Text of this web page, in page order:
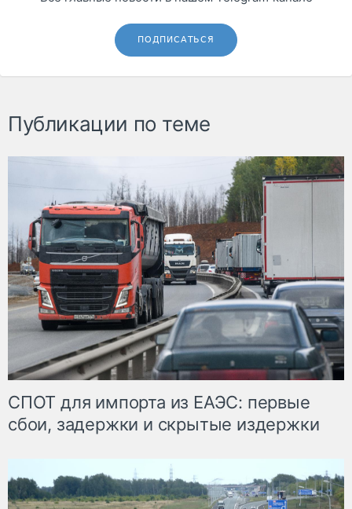
ПОДПИСАТЬСЯ
Публикации по теме
СПОТ для импорта из ЕАЭС: первые
сбои, задержки и скрытые издержки